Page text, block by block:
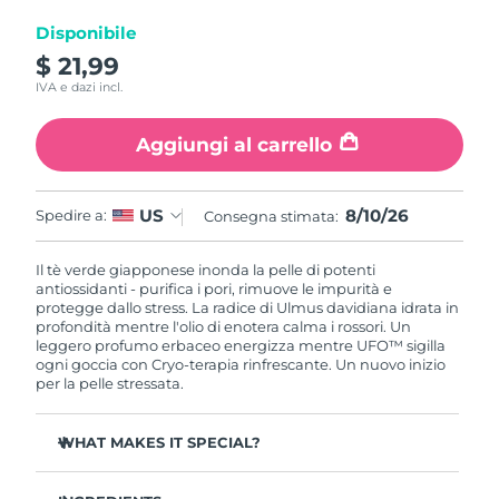
Disponibile
$ 21,99
IVA e dazi incl.
Aggiungi al carrello
Spedire a: US Consegna stimata: 8/10/26
Il tè verde giapponese inonda la pelle di potenti
antiossidanti - purifica i pori, rimuove le impurità e
protegge dallo stress. La radice di Ulmus davidiana idrata in
profondità mentre l'olio di enotera calma i rossori. Un
leggero profumo erbaceo energizza mentre UFO™ sigilla
ogni goccia con Cryo-terapia rinfrescante. Un nuovo inizio
per la pelle stressata.
WHAT MAKES IT SPECIAL?
RAS di Macao
Malta Consegna stimata 09/08/2026
Messico Consegna stimata 13/08/2026
Monaco Consegna stimata
Paesi Bassi Consegna stimata09/08/2026
Nuova Zelanda Consegna stimata09/08/2026
Norvegia Consegna stimata09/08/2026
Oman Consegna stimata12/08/2026